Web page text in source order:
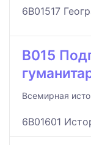
6B01517
B015
Всемирная
6B01601